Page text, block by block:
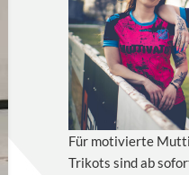
Für motivierte
Trikots sind ab